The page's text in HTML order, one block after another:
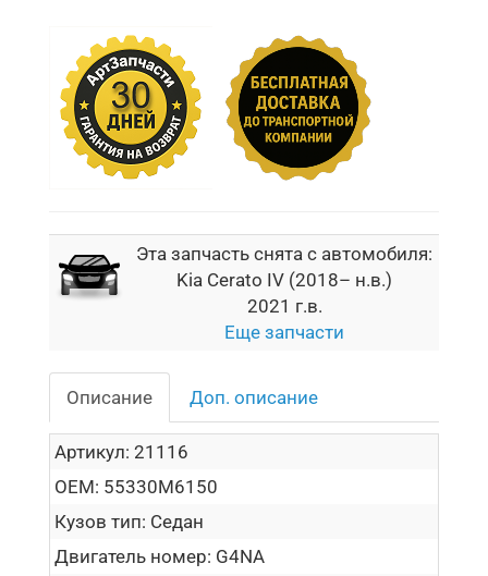
Эта запчасть снята с автомобиля:
Kia Cerato IV (2018– н.в.)
2021 г.в.
Еще запчасти
Описание Доп. описание
Артикул: 21116
OEM: 55330M6150
Кузов тип: Седан
Двигатель номер: G4NA